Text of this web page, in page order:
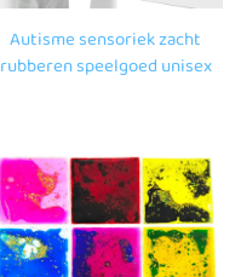
Autisme sensoriek zacht
rubberen speelgoed unisex